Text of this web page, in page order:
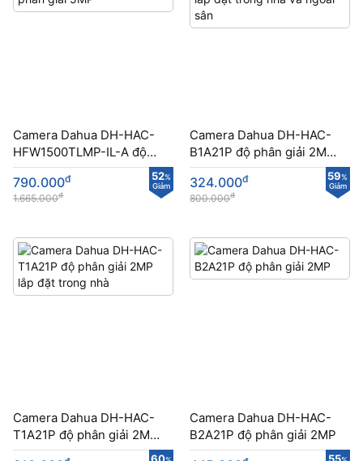
Camera Dahua DH-HAC-
HFW1500TLMP-IL-A độ
phân giải 5MP
52%
Giảm
790.000đ
1.665.000đ
Camera Dahua DH-HAC-
B1A21P​​ độ phân giải 2MP
lắp đặt trong nhà và ngoài
sân
59%
Giảm
324.000đ
800.000đ
Camera Dahua DH-HAC-
T1A21P​​ độ phân giải 2MP
lắp đặt trong nhà
60
Camera Dahua DH-HAC-
B2A21P​ độ phân giải 2MP
55